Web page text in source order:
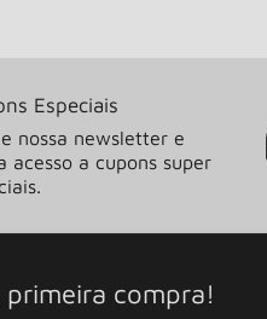
Especiais
nossa newsletter e
acesso a cupons super
primeira compra!